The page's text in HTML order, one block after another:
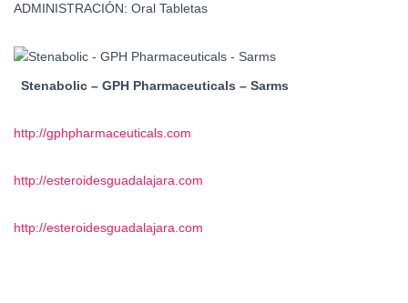
ADMINISTRACIÓN: Oral Tabletas
Stenabolic – GPH Pharmaceuticals – Sarms
http://gphpharmaceuticals.com
http://esteroidesguadalajara.com
http://esteroidesguadalajara.com